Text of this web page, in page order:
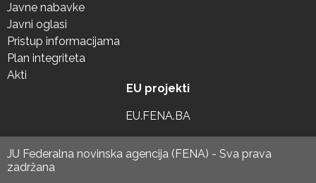
Javne nabavke
Javni oglasi
Pristup informacijama
Plan integriteta
Akti
EU projekti
EU.FENA.BA
JU Federalna novinska agencija (FENA) - Sva prava
zadržana